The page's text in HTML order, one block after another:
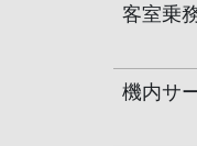
客室乗
機内サ